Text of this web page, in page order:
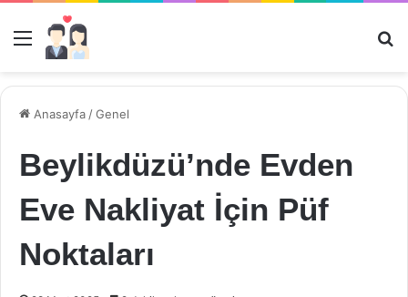
Menü
Anasayfa /Genel
Beylikdüzü’nde Evden
Eve Nakliyat İçin Püf
Noktaları